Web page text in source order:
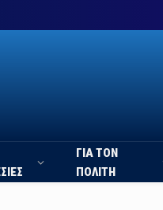
ΓΙΑ ΤΟΝ
ΠΟΛΙΤΗ